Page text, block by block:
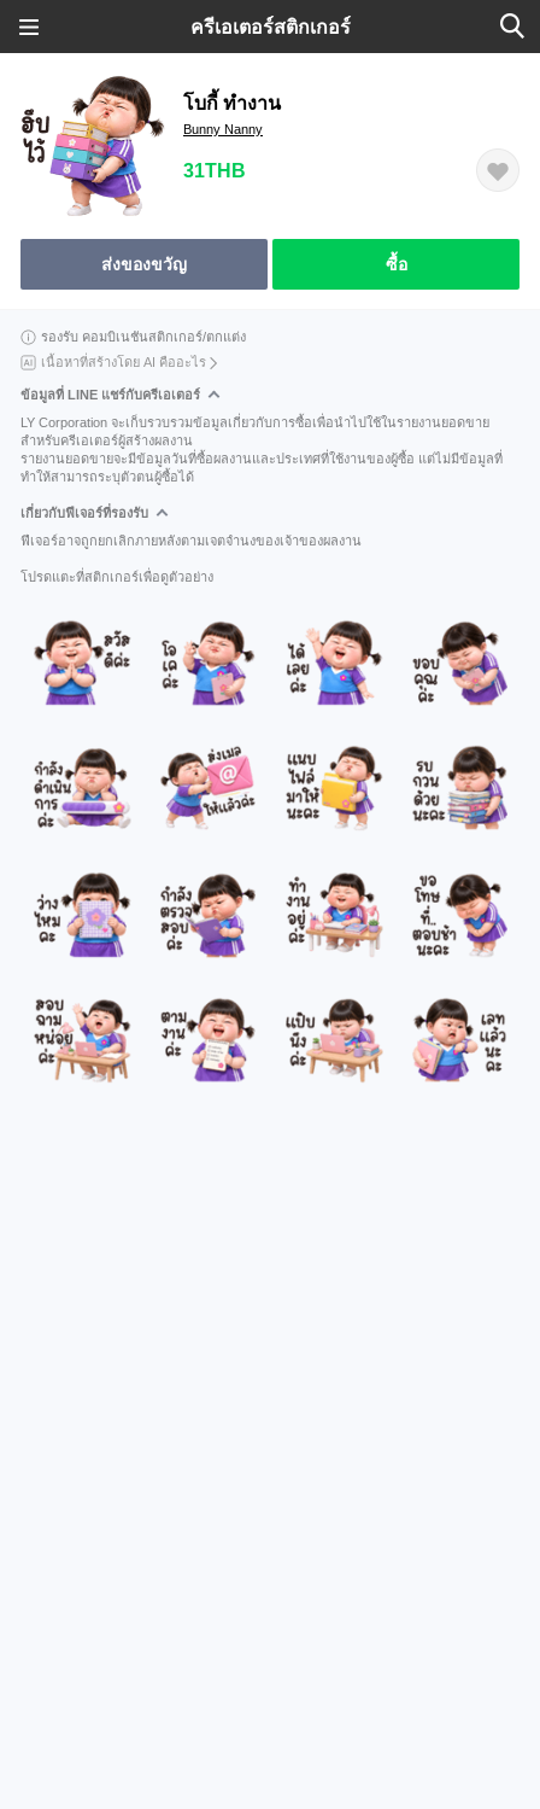
ครีเอเตอร์สติกเกอร์
โบกี้ ทำงาน
Bunny Nanny
31THB
ส่งของขวัญ ซื้อ
รองรับ คอมบิเนชันสติกเกอร์/ตกแต่ง
เนื้อหาที่สร้างโดย AI คืออะไร
ข้อมูลที่ LINE แชร์กับครีเอเตอร์
LY Corporation จะเก็บรวบรวมข้อมูลเกี่ยวกับการซื้อเพื่อนำไปใช้ในรายงานยอดขาย
สำหรับครีเอเตอร์ผู้สร้างผลงาน
รายงานยอดขายจะมีข้อมูลวันที่ซื้อผลงานและประเทศที่ใช้งานของผู้ซื้อ แต่ไม่มีข้อมูลที่
ทำให้สามารถระบุตัวตนผู้ซื้อได้
เกี่ยวกับฟีเจอร์ที่รองรับ
ฟีเจอร์อาจถูกยกเลิกภายหลังตามเจตจำนงของเจ้าของผลงาน
โปรดแตะที่สติกเกอร์เพื่อดูตัวอย่าง